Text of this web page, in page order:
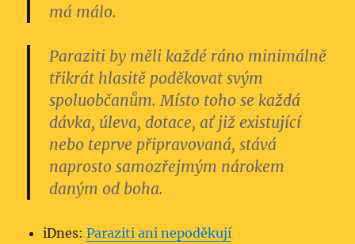
má málo.
Paraziti by měli každé ráno minimálně
třikrát hlasitě poděkovat svým
spoluobčanům. Místo toho se každá
dávka, úleva, dotace, ať již existující
nebo teprve připravovaná, stává
naprosto samozřejmým nárokem
daným od boha.
iDnes:Paraziti ani nepoděkují